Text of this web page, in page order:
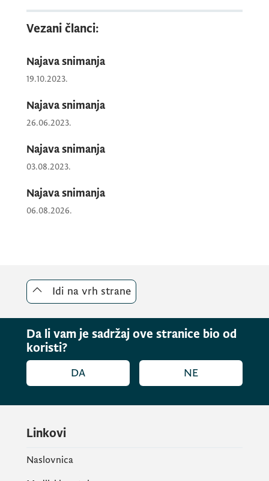
od18.00 do 21.00 časova.
Vezani članci:
Najava snimanja
19.10.2023.
Najava snimanja
26.06.2023.
Najava snimanja
03.08.2023.
Najava snimanja
06.08.2026.
Idi na vrh strane
Da li vam je sadržaj ove stranice bio od
koristi?
DA NE
Linkovi
Naslovnica